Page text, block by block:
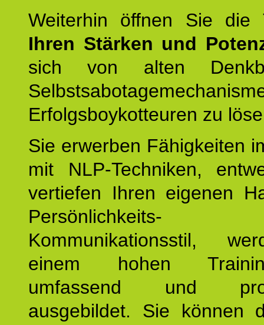
Weiterhin öffnen Sie
Ihren Stärken und
sich von alten
Erfolgsboykotteuren zu
Sie erwerben Fähigkeiten
mit NLP-Techniken,
vertiefen Ihren eigenen
Kommunikationsstil,
einem hohen
umfassend und
ausgebildet. Sie können